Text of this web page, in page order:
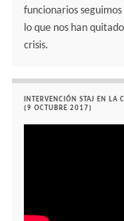
funcionarios
lo que nos han
crisis.
INTERVENCIÓN STAJ EN LA
(9 OCTUBRE 2017)